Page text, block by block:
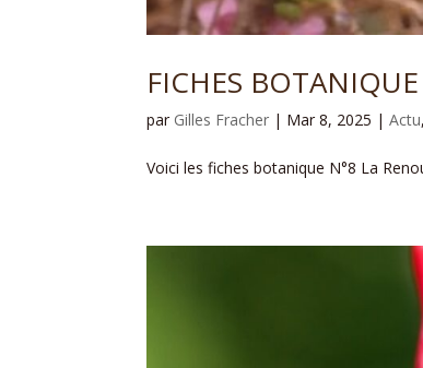
FICHES BOTANIQUE
par Gilles Fracher | Mar 8, 2025 |Actu,
Voici les fiches botanique N°8 La